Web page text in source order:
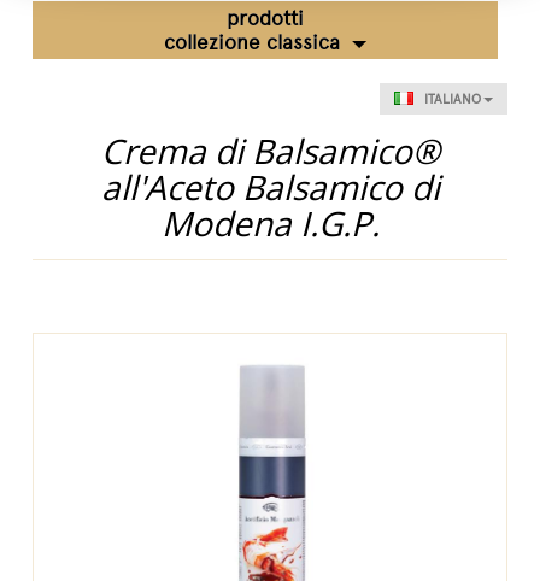
Mengazzoli LIVE
prodotti
collezione classica
ITALIANO
Crema di Balsamico®
all'Aceto Balsamico di
Modena I.G.P.